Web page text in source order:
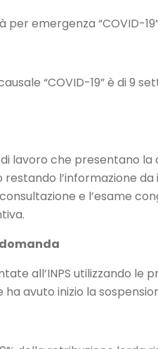
per emergenza “COVID-
“COVID-19” è di 9
lavoro che presentano
l’informazione
e l’esame
all’INPS utilizzando
avuto inizio la